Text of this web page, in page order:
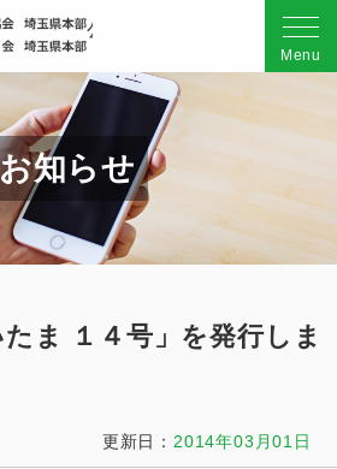
公益社団法人 全日本不動
Menu
知らせ
ま １４号」を発行しま
更新日： 2014年03月01日